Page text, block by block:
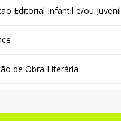
Editorial Infantil e/ou Juvenil
de Obra Literária